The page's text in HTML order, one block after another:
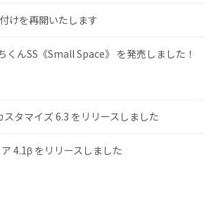
けを再開いたします
くんSS《Small Space》 を発売しました！
タマイズ 6.3 をリリースしました
4.1β をリリースしました